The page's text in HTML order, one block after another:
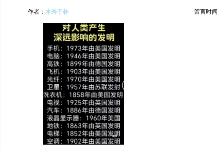
作者： 木秀于林 留言时间